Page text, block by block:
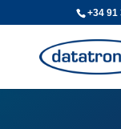
+34 91